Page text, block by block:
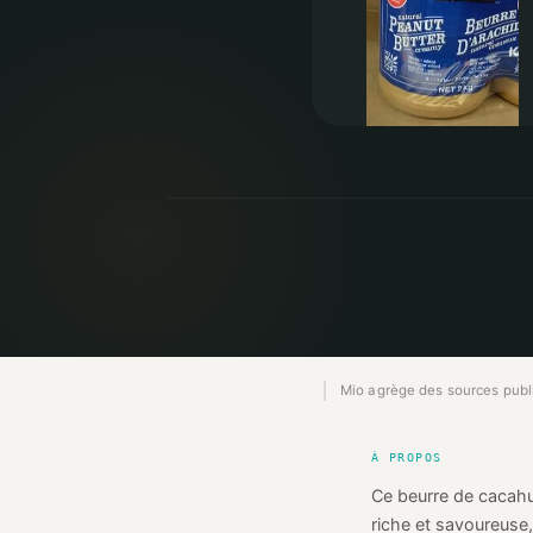
Mio agrège des sources
À PROPOS
Ce beurre de
riche et